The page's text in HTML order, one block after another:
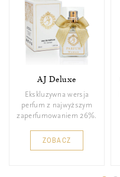
AJ Deluxe
Ekskluzywna wersja
perfum z najwyższym
zaperfumowaniem 26%.
ZOBACZ